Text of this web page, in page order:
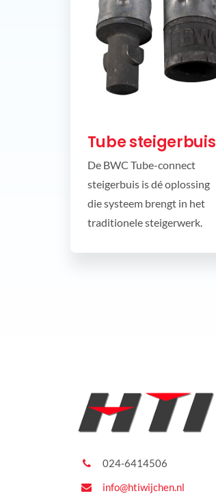
Tube steigerbuis
De BWC Tube-connect
steigerbuis is dé oplossing
die systeem brengt in het
traditionele steigerwerk.
024-6414506
info@htiwijchen.nl